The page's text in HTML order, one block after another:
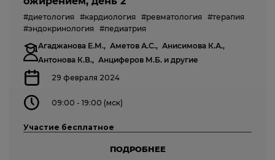
#диетология #кардиология #ревматология #терапия
#эндокринология #педиатрия
Агаджанова Е.М., Аметов А.С., Анисимова К.А.,
Антонова К.В., Анциферов М.Б. и другие
29 февраля 2024
09:00 - 19:00 (мск)
Участие бесплатное
ПОДРОБНЕЕ